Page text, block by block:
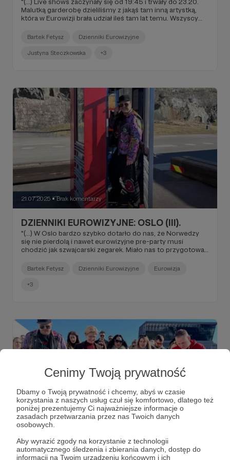
Cenimy Twoją prywatność
Dbamy o Twoją prywatność i chcemy, abyś w czasie
korzystania z naszych usług czuł się komfortowo, dlatego też
poniżej prezentujemy Ci najważniejsze informacje o
zasadach przetwarzania przez nas Twoich danych
osobowych.
Aby wyrazić zgody na korzystanie z technologii
automatycznego śledzenia i zbierania danych, dostęp do
informacji na Twoim urządzeniu końcowym i ich
Malutką garderobę dzieliliśmy z jakąś tam inną artystką,
która w Eurowizji brała udział ileś tam lat temu. Wszyscy
zwykle podśpiewywała, Benny mocował jej odsłuch i mimo
że Justyna występowała dość późno, to musieliśmy być
tam wcześniej. Uprawiać nicnierobienie w chujowym
Bartek Fetysz Dzienniki Eurowizyjne
Justyna Steczkowska +3
21.07.2025 ● Brak komentarzy
DZIENNIKI EUROWIZYJNE: OSLO (III).
"(...) W Oslo bardzo szybko dotarło do nas, że Norwedzy
się nie pierdolą i nawet eurowizyjne pre-party musi
chodzić jak szwajcarski zegarek. Miało nas to przygotować
mieliśmy być o 16:30, niby osiem minut z buta od hotelu,
w którym przebywaliśmy. Spotykamy się w lobby (...)".
Bartek Fetysz Dzienniki Eurowizyjne Eurowizja
+3
19.07.2025
DZIENNIKI EUROWIZYJNE: OSLO (II).